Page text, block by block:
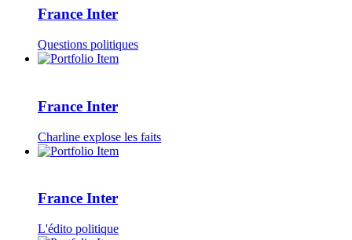
France Inter
Questions politiques
France Inter
Charline explose les faits
France Inter
L'édito politique